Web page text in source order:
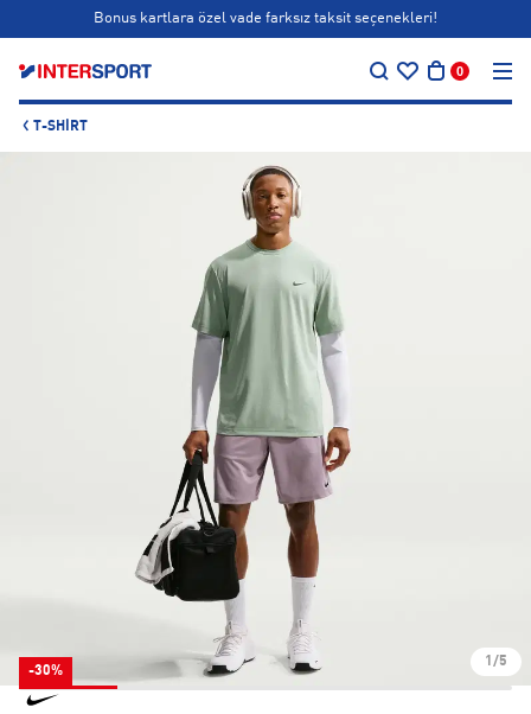
Bonus kartlara özel vade farksız taksit seçenekleri!
0
T-SHIRT
-30%
1/5